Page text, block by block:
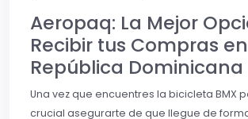
Aeropaq: La Mejor
Recibir tus Compras en
República Dominicana
Una vez que encuentres la bicicleta BMX
crucial asegurarte de que llegue de